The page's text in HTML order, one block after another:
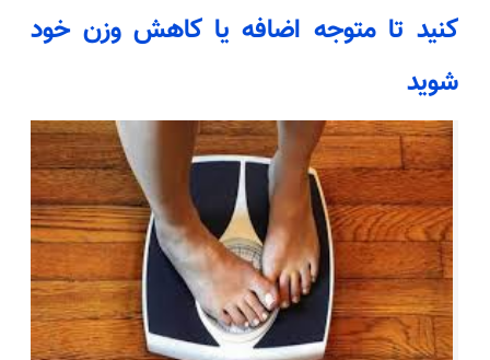
کنید تا متوجه اضافه یا کاهش وزن خود
شوید